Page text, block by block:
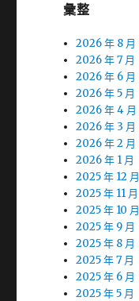
彙整
2026 年 8 月
2026 年 7 月
2026 年 6 月
2026 年 5 月
2026 年 4 月
2026 年 3 月
2026 年 2 月
2026 年 1 月
2025 年 12 月
2025 年 11 月
2025 年 10 月
2025 年 9 月
2025 年 8 月
2025 年 7 月
2025 年 6 月
2025 年 5 月